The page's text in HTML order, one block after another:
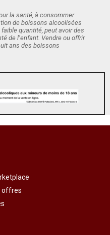
la santé, à consommer
de boissons alcoolisées
quantité, peut avoir des
de l’enfant. Vendre ou offrir
ans des boissons
offres